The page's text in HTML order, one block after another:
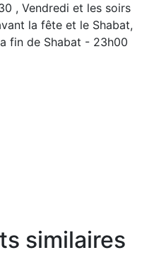
, Vendredi et les soirs
la fête et le Shabat,
fin de Shabat - 23h00
similaires